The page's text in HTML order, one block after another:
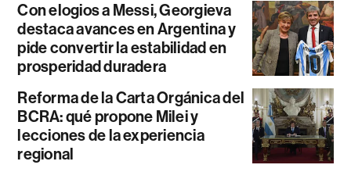
Con elogios a Messi, Georgieva
destaca avances en Argentina y
pide convertir la estabilidad en
prosperidad duradera
Reforma de la Carta Orgánica del
BCRA: qué propone Milei y
lecciones de la experiencia
regional